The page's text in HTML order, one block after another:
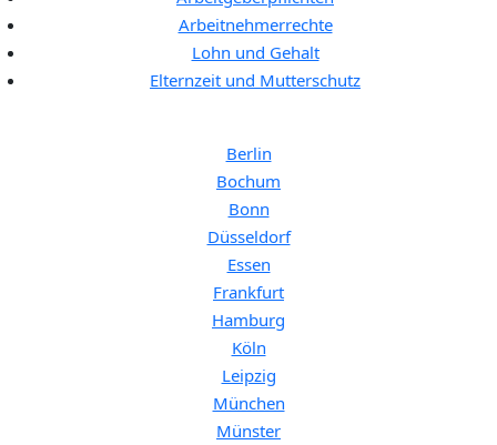
Arbeitnehmerrechte
Lohn und Gehalt
Elternzeit und Mutterschutz
Berlin
Bochum
Bonn
Düsseldorf
Essen
Frankfurt
Hamburg
Köln
Leipzig
München
Münster